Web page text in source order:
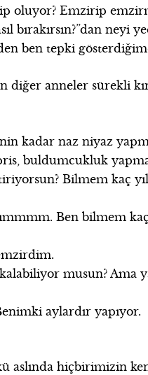
oluyor? Emzirip
bırakırsın?”dan neyi
ben tepki
diğer anneler sürekli
kadar naz niyaz
buldumcukluk
Bilmem kaç
Ben bilmem
musun? Ama
aylardır yapıyor.
aslında hiçbirimizin